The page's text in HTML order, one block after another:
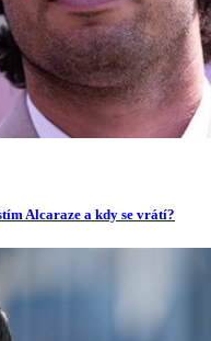
Alcaraze a kdy se vrátí?